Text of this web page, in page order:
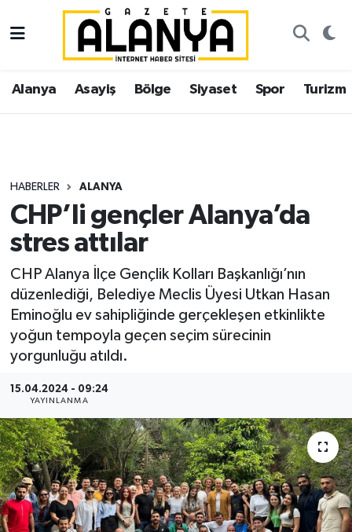
Alanya Asayiş Bölge Siyaset Spor Turizm
HABERLER ALANYA
CHP’li gençler Alanya’da
stres attılar
CHP Alanya İlçe Gençlik Kolları Başkanlığı’nın
düzenlediği, Belediye Meclis Üyesi Utkan Hasan
Eminoğlu ev sahipliğinde gerçekleşen etkinlikte
yoğun tempoyla geçen seçim sürecinin
yorgunluğu atıldı.
15.04.2024 - 09:24
YAYINLANMA
Alanya
Asayiş
Siyaset
Spor
Ekonomi
Gazipaşa
İstanbul Nöbetçi Eczaneler
İstanbul Hava Durumu
Süper Lig Puan Durumu ve Fikstür
Tüm Manşetler
Haber Arşivi